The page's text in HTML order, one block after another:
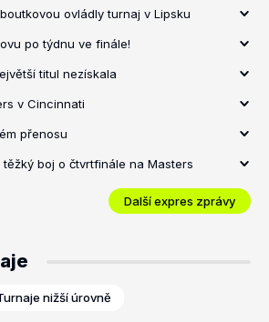
ovládly turnaj v Lipsku
po týdnu ve finále!
titul nezískala
v Cincinnati
přenosu
boj o čtvrtfinále na Masters
Další expres zprávy
nižší úrovně